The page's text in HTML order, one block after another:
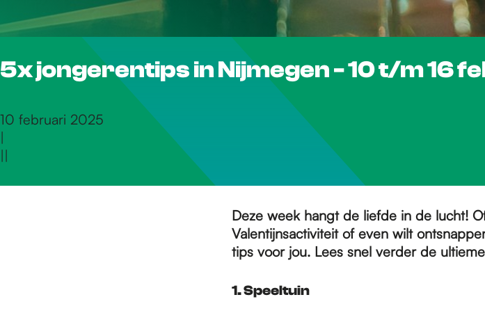
5x jongerentips in Nijmegen - 10 t/m 16
10 februari 2025
|
||
Deze week hangt de liefde in de lucht!
Valentijnsactiviteit of even wilt
tips voor jou. Lees snel verder de
1. Speeltuin